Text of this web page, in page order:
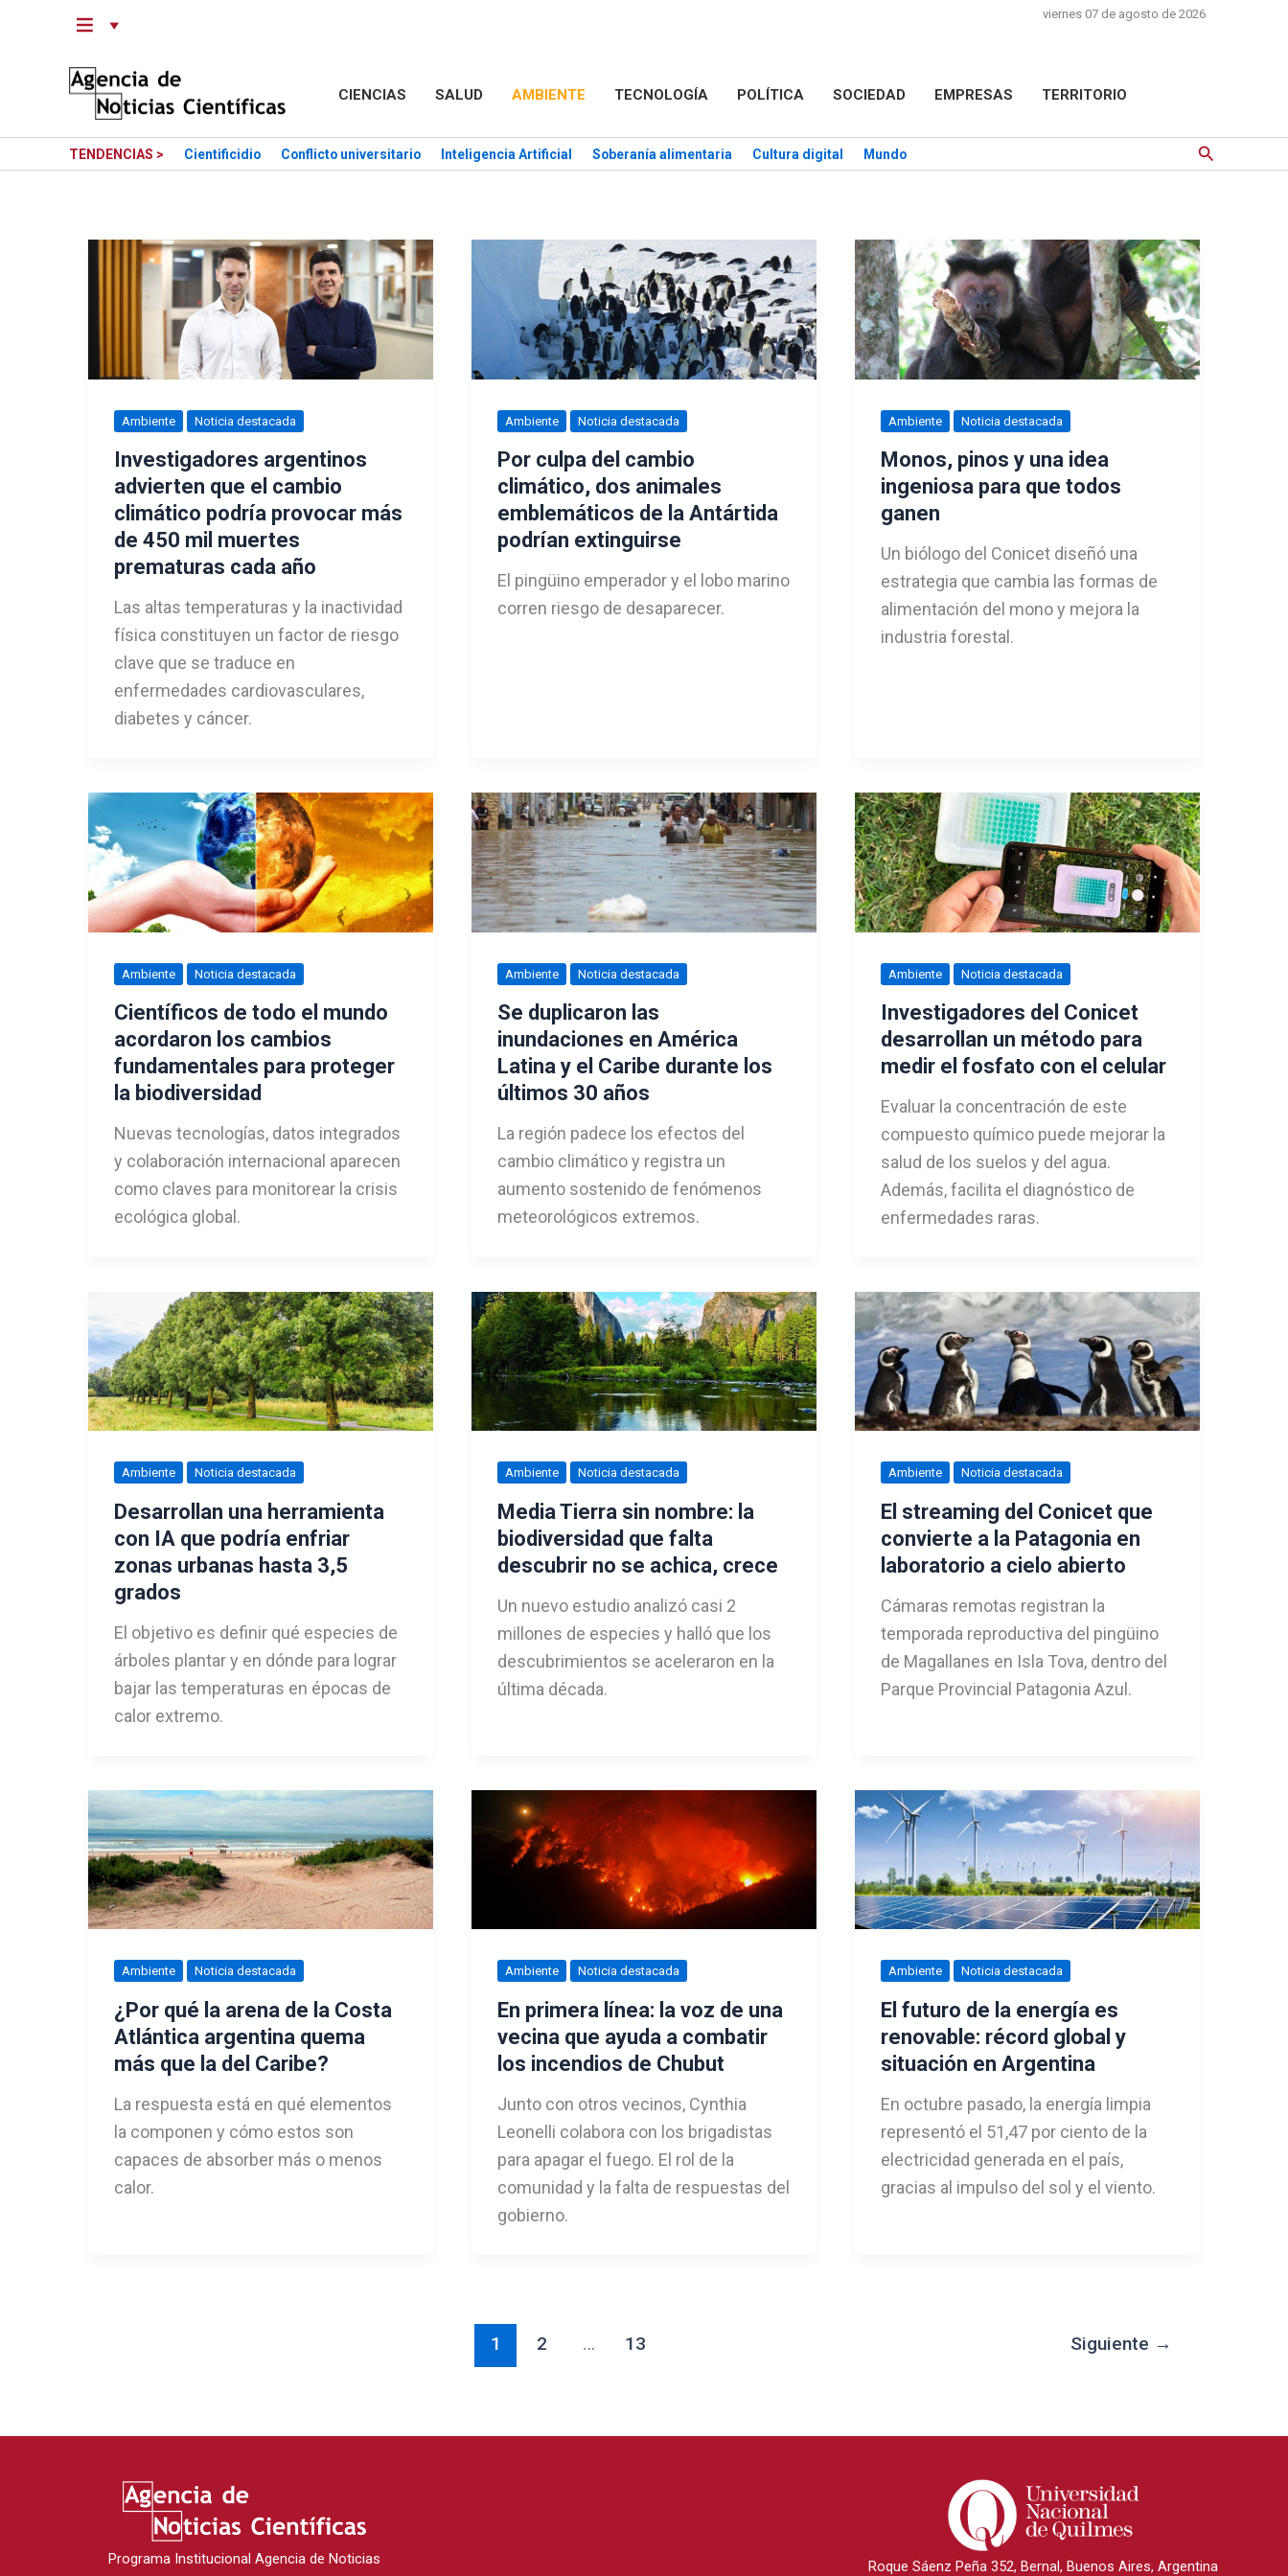
contenido
viernes 07 de agosto de 2026
CIENCIAS SALUD AMBIENTE TECNOLOGÍA POLÍTICA SOCIEDAD EMPRESAS TERRITORIO
TENDENCIAS > Cientificidio Conflicto universitario Inteligencia Artificial Soberanía alimentaria Cultura digital Mundo Buscar
Ambiente Noticia destacada
Investigadores argentinos
advierten que el cambio
climático podría provocar más
de 450 mil muertes
prematuras cada año
Las altas temperaturas y la inactividad
física constituyen un factor de riesgo
clave que se traduce en
enfermedades cardiovasculares,
diabetes y cáncer.
Ambiente Noticia destacada
Por culpa del cambio
climático, dos animales
emblemáticos de la Antártida
podrían extinguirse
El pingüino emperador y el lobo marino
corren riesgo de desaparecer.
Ambiente Noticia destacada
Monos, pinos y una idea
ingeniosa para que todos
ganen
Un biólogo del Conicet diseñó una
estrategia que cambia las formas de
alimentación del mono y mejora la
industria forestal.
Ambiente Noticia destacada
Científicos de todo el mundo
acordaron los cambios
fundamentales para proteger
la biodiversidad
Nuevas tecnologías, datos integrados
y colaboración internacional aparecen
como claves para monitorear la crisis
ecológica global.
Ambiente Noticia destacada
Se duplicaron las
inundaciones en América
Latina y el Caribe durante los
últimos 30 años
La región padece los efectos del
cambio climático y registra un
aumento sostenido de fenómenos
meteorológicos extremos.
Ambiente Noticia destacada
Investigadores del Conicet
desarrollan un método para
medir el fosfato con el celular
Evaluar la concentración de este
compuesto químico puede mejorar la
salud de los suelos y del agua.
Además, facilita el diagnóstico de
enfermedades raras.
Ambiente Noticia destacada
Desarrollan una herramienta
con IA que podría enfriar
zonas urbanas hasta 3,5
grados
El objetivo es definir qué especies de
árboles plantar y en dónde para lograr
bajar las temperaturas en épocas de
calor extremo.
Ambiente Noticia destacada
Media Tierra sin nombre: la
biodiversidad que falta
descubrir no se achica, crece
Un nuevo estudio analizó casi 2
millones de especies y halló que los
descubrimientos se aceleraron en la
última década.
Ambiente Noticia destacada
El streaming del Conicet que
convierte a la Patagonia en
laboratorio a cielo abierto
Cámaras remotas registran la
temporada reproductiva del pingüino
de Magallanes en Isla Tova, dentro del
Parque Provincial Patagonia Azul.
Ambiente Noticia destacada
¿Por qué la arena de la Costa
Atlántica argentina quema
más que la del Caribe?
La respuesta está en qué elementos
la componen y cómo estos son
capaces de absorber más o menos
calor.
Ambiente Noticia destacada
En primera línea: la voz de una
vecina que ayuda a combatir
los incendios de Chubut
Junto con otros vecinos, Cynthia
Leonelli colabora con los brigadistas
para apagar el fuego. El rol de la
comunidad y la falta de respuestas del
gobierno.
Ambiente Noticia destacada
El futuro de la energía es
renovable: récord global y
situación en Argentina
En octubre pasado, la energía limpia
representó el 51,47 por ciento de la
electricidad generada en el país,
gracias al impulso del sol y el viento.
1 2 … 13 Siguiente →
Programa Institucional Agencia de Noticias Roque Sáenz Peña 352, Bernal, Buenos Aires, Argentina